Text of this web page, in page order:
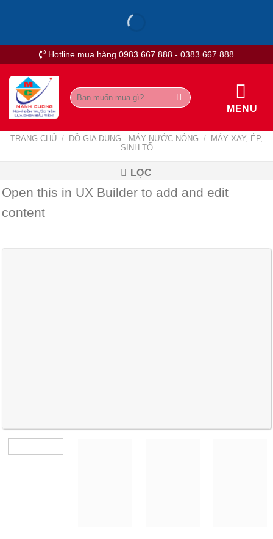
Hotline mua hàng 0983 667 888 - 0383 667 888
Tìm
kiếm:
MENU
TRANG CHỦ / ĐỒ GIA DỤNG - MÁY NƯỚC NÓNG /
MÁY XAY, ÉP,
SINH TỐ
LỌC
Open this in UX Builder to add and edit
content